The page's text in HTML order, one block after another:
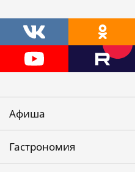
Афиша
Гастрономия